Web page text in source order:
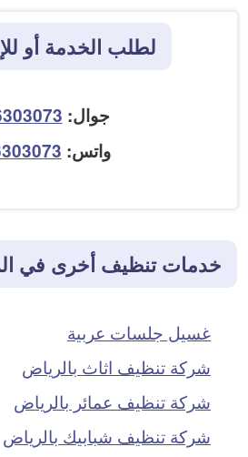
لطلب الخدمة أو
جوال:
واتس:
خدمات تنظيف أخرى في
غسيل جلسات عربية
شركة تنظيف اثاث بالرياض
شركة تنظيف عمائر بالرياض
شركة تنظيف شبابيك بالرياض